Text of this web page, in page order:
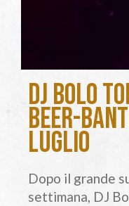
DJ Bolo
Beer-
luglio
Dopo il grande
settimana, DJ